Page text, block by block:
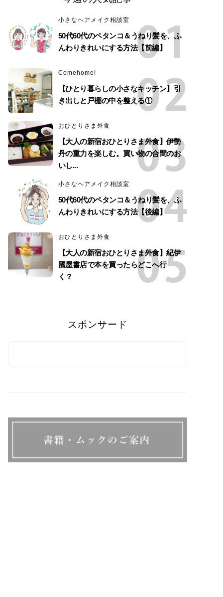
小さなヘアメイク相談室
50代60代のペタンコ＆うねり髪を、ふ
んわりきれいにする方法【前編】
Comehome!
【ひとり暮らしの小さなキッチン】引
き出しと戸棚の中を整える①
おひとりさま外食
【大人の新宿おひとりさま外食】伊勢
丹の重力を楽しむ。買い物の合間のお
いし...
小さなヘアメイク相談室
50代60代のペタンコ＆うねり髪を、ふ
んわりきれいにする方法【後編】
おひとりさま外食
【大人の新宿おひとりさま外食】紀伊
國屋書店で本を買ったらどこへ行
く？
スポンサード